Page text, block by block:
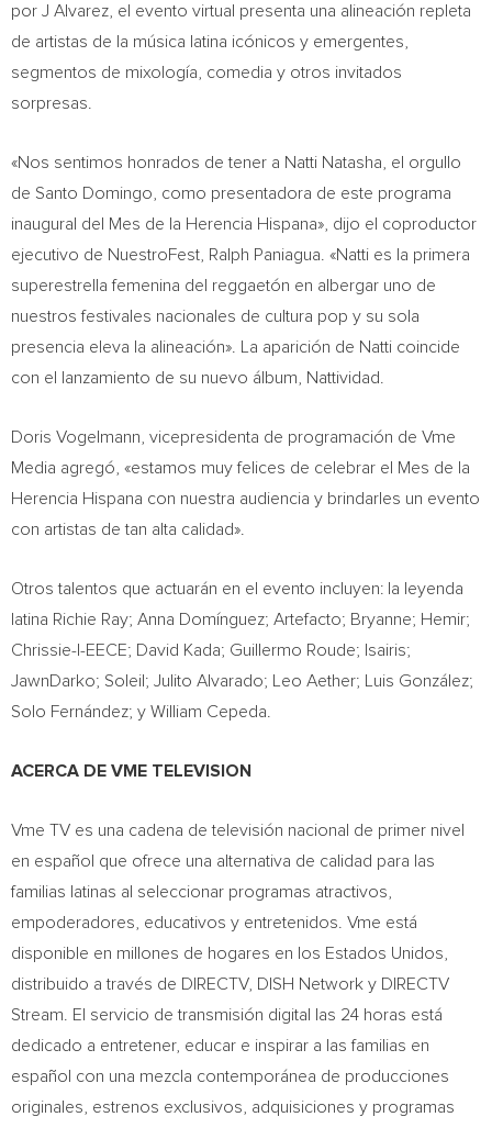
por J Alvarez, el evento virtual presenta una alineación repleta
de artistas de la música latina icónicos y emergentes,
segmentos de mixología, comedia y otros invitados
sorpresas.
«Nos sentimos honrados de tener a Natti Natasha , el orgullo
de Santo Domingo , como presentadora de este programa
inaugural del Mes de la Herencia Hispana», dijo el coproductor
ejecutivo de NuestroFest,
Ralph Paniagua . «Natti es la primera
superestrella femenina del reggaetón en albergar uno de
nuestros festivales nacionales de cultura pop y su sola
presencia eleva la alineación». La aparición de Natti coincide
con el lanzamiento de su nuevo álbum, Nattividad.
Doris Vogelmann , vicepresidenta de programación de Vme
Media agregó, «estamos muy felices de celebrar el Mes de la
Herencia Hispana con nuestra audiencia y brindarles un evento
con artistas de tan alta calidad».
Otros talentos que actuarán en el evento incluyen: la leyenda
latina Richie Ray; Anna Domínguez; Artefacto; Bryanne; Hemir;
Chrissie-I-EECE; David Kada; Guillermo Roude; Isairis;
JawnDarko; Soleil; Julito Alvarado; Leo Aether; Luis González;
Solo Fernández; y William Cepeda
ACERCA DE VME TELEVISION
Vme TV es una cadena de televisión nacional de primer nivel
en español que ofrece una alternativa de calidad para las
familias latinas al seleccionar programas atractivos,
empoderadores, educativos y entretenidos. Vme está
disponible en millones de hogares en los Estados Unidos,
distribuido a través de DIRECTV, DISH Network y DIRECTV
Stream. El servicio de transmisión digital las 24 horas está
dedicado a entretener, educar e inspirar a las familias en
español con una mezcla contemporánea de producciones
originales, estrenos exclusivos, adquisiciones y programas